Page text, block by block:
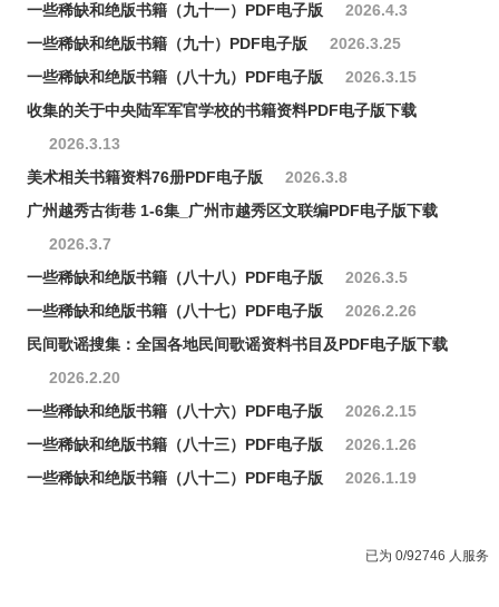
一些稀缺和绝版书籍（九十一）PDF电子版
2026.4.3
一些稀缺和绝版书籍（九十）PDF电子版
2026.3.25
一些稀缺和绝版书籍（八十九）PDF电子版
2026.3.15
收集的关于中央陆军军官学校的书籍资料PDF电子版下载
2026.3.13
美术相关书籍资料76册PDF电子版
2026.3.8
广州越秀古街巷 1-6集_广州市越秀区文联编PDF电子版下载
2026.3.7
一些稀缺和绝版书籍（八十八）PDF电子版
2026.3.5
一些稀缺和绝版书籍（八十七）PDF电子版
2026.2.26
民间歌谣搜集：全国各地民间歌谣资料书目及PDF电子版下载
2026.2.20
一些稀缺和绝版书籍（八十六）PDF电子版
2026.2.15
一些稀缺和绝版书籍（八十三）PDF电子版
2026.1.26
一些稀缺和绝版书籍（八十二）PDF电子版
2026.1.19
已为 0/92746 人服务